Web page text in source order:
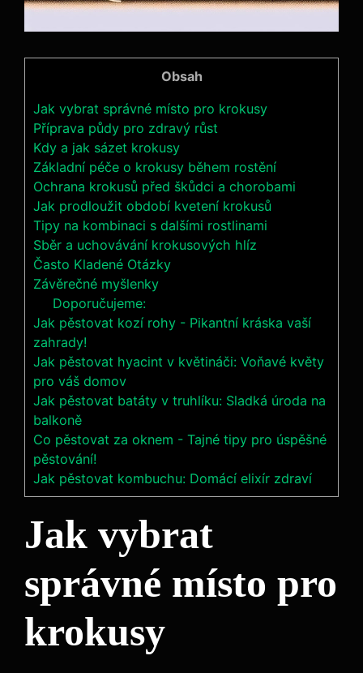
Obsah
Jak vybrat správné místo pro krokusy
Příprava půdy pro zdravý růst
Kdy a jak sázet krokusy
Základní péče o krokusy během rostění
Ochrana krokusů před škůdci a chorobami
Jak prodloužit období kvetení krokusů
Tipy na kombinaci s dalšími rostlinami
Sběr a uchovávání krokusových hlíz
Často Kladené Otázky
Závěrečné myšlenky
Doporučujeme:
Jak pěstovat kozí rohy - Pikantní kráska vaší
zahrady!
Jak pěstovat hyacint v květináči: Voňavé květy
pro váš domov
Jak pěstovat batáty v truhlíku: Sladká úroda na
balkoně
Co pěstovat za oknem - Tajné tipy pro úspěšné
pěstování!
Jak pěstovat kombuchu: Domácí elixír zdraví
Jak vybrat
správné místo pro
krokusy